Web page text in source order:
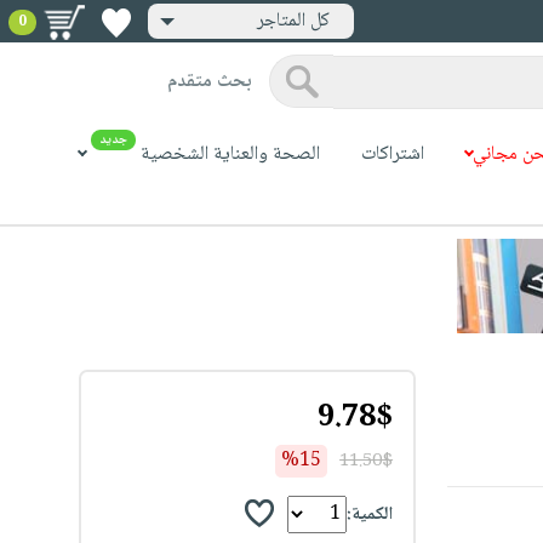
كل المتاجر 0
بحث متقدم
مجاني اشتراكات الصحة والعناية الشخصية جديد
9.78$
11.50$
%15
الكمية: